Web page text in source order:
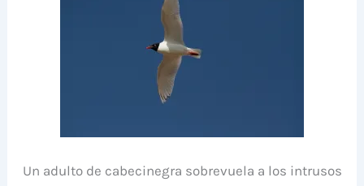
Un adulto de cabecinegra sobrevuela a los intrusos